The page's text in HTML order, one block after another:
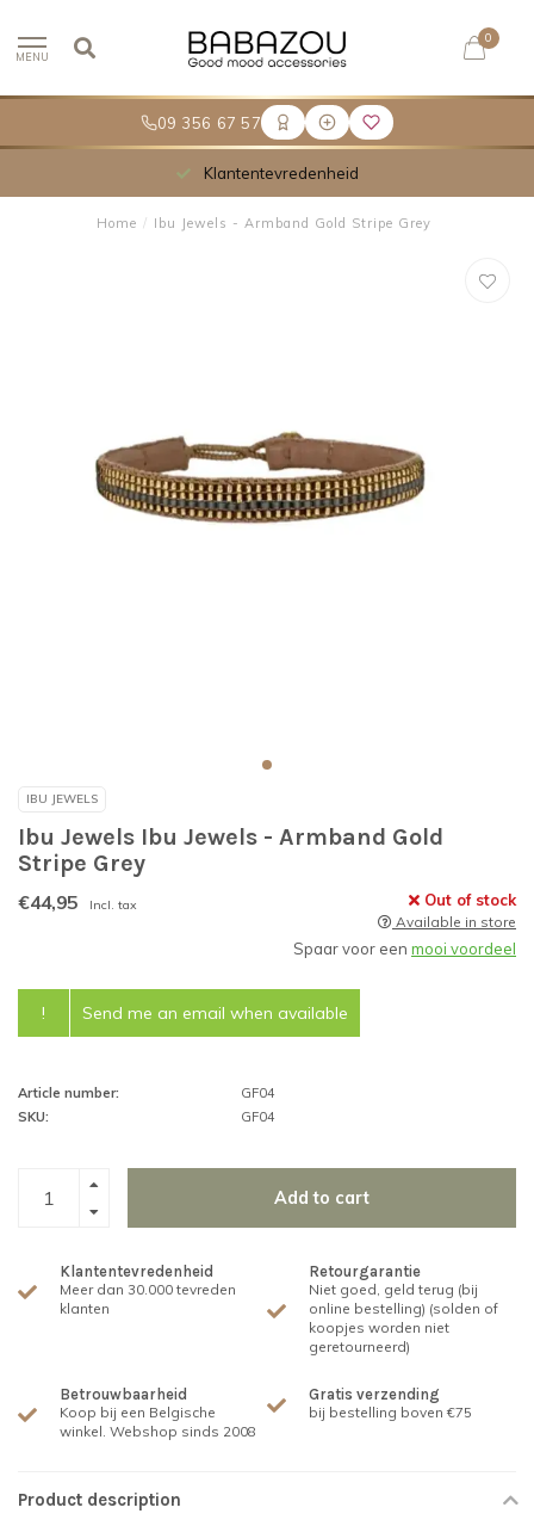
09 356 67 57
MENU
0
Klantentevredenheid
Home / Ibu Jewels - Armband Gold Stripe Grey
IBU JEWELS
Ibu Jewels Ibu Jewels - Armband Gold
Stripe Grey
€44,95 Incl. tax Out of stock
Available in store
Spaar voor een mooi voordeel
! Send me an email when available
Article number:
GF04
SKU:
GF04
Add to cart
Klantentevredenheid
Meer dan 30.000 tevreden
klanten
Retourgarantie
Niet goed, geld terug (bij
online bestelling) (solden of
koopjes worden niet
geretourneerd)
Betrouwbaarheid
Koop bij een Belgische
winkel. Webshop sinds 2008
Gratis verzending
bij bestelling boven €75
Product description